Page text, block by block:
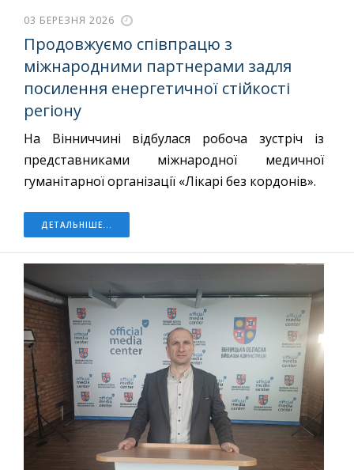
03 БЕРЕЗНЯ 2026
Продовжуємо співпрацю з
міжнародними партнерами задля
посилення енергетичної стійкості
регіону
На Вінниччині відбулася робоча зустріч із
представниками міжнародної медичної
гуманітарної організації «Лікарі без кордонів».
ДЕТАЛЬНІШЕ...